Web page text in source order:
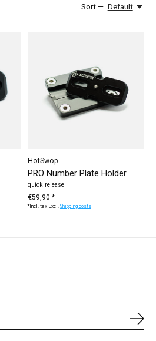
Sort — Default
HotSwop
PRO Number Plate Holder
quick release
€59,90 *
*Incl. tax Excl.Shipping costs